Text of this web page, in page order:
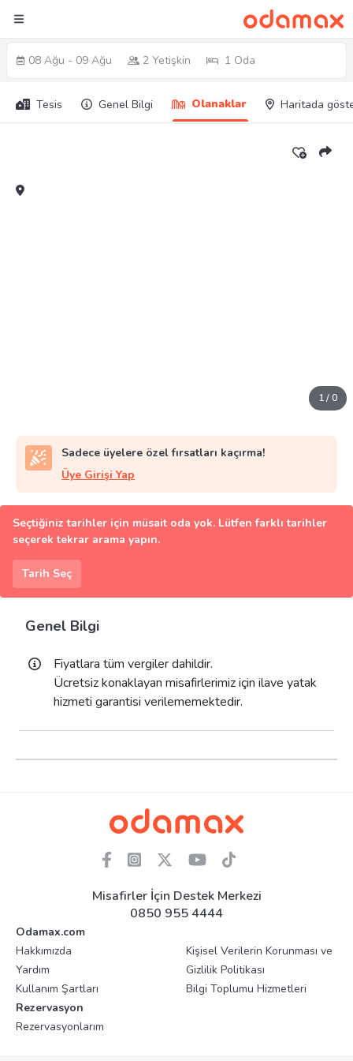
08 Ağu - 09 Ağu 2 Yetişkin 1 Oda
Tesis Genel Bilgi Olanaklar Haritada
1/0
Sadece üyelere özel fırsatları kaçırma!
Üye Girişi Yap
Seçtiğiniz tarihler için müsait oda yok. Lütfen farklı tarihler
seçerek tekrar arama yapın.
Tarih Seç
Genel Bilgi
Fiyatlara tüm vergiler dahildir.
Ücretsiz konaklayan misafirlerimiz için ilave yatak
hizmeti garantisi verilememektedir.
Misafirler İçin Destek Merkezi
0850 955 4444
Odamax.com
Hakkımızda
Yardım
Kullanım Şartları
Kişisel Verilerin Korunması ve
Gizlilik Politikası
Bilgi Toplumu Hizmetleri
Rezervasyon
Rezervasyonlarım